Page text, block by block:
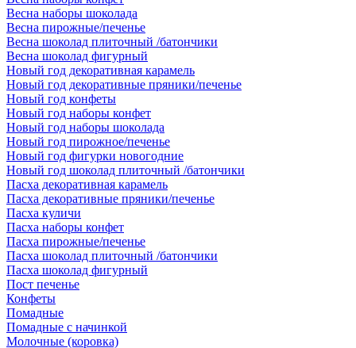
Весна наборы шоколада
Весна пирожные/печенье
Весна шоколад плиточный /батончики
Весна шоколад фигурный
Новый год декоративная карамель
Новый год декоративные пряники/печенье
Новый год конфеты
Новый год наборы конфет
Новый год наборы шоколада
Новый год пирожное/печенье
Новый год фигурки новогодние
Новый год шоколад плиточный /батончики
Пасха декоративная карамель
Пасха декоративные пряники/печенье
Пасха куличи
Пасха наборы конфет
Пасха пирожные/печенье
Пасха шоколад плиточный /батончики
Пасха шоколад фигурный
Пост печенье
Конфеты
Помадные
Помадные с начинкой
Молочные (коровка)